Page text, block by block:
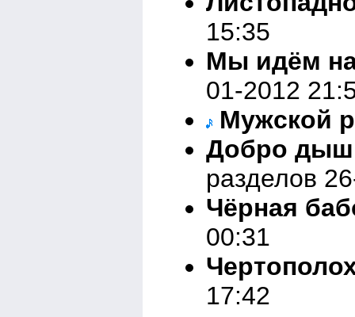
15:35
Мы идём
01-2012
Мужской
Добро
разделов
Чёрная
00:31
17:42